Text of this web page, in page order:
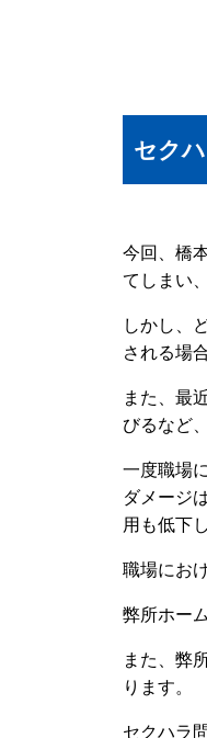
セク
今回、橋
てしまい
しかし、
される場
また、最
びるなど
一度職場
ダメージ
用も低下
職場にお
弊所ホー
また、弊
ります。
セクハラ